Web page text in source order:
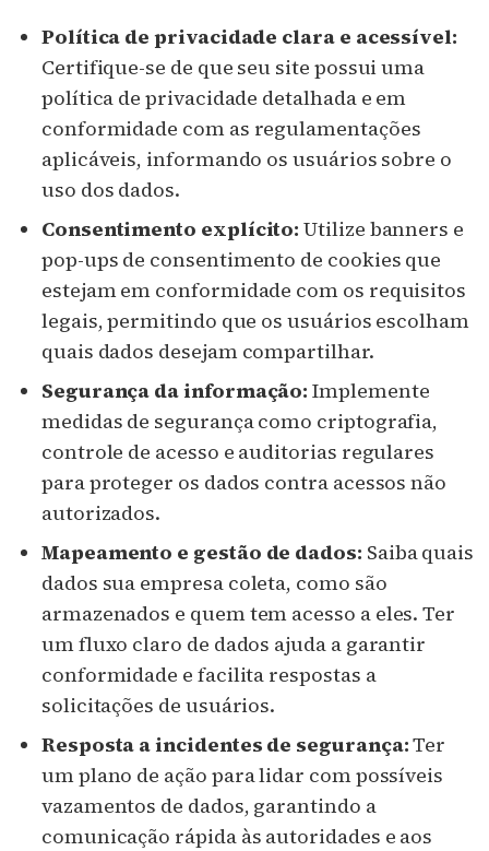
Política de privacidade clara e acessível:
Certifique-se de que seu site possui uma
política de privacidade detalhada e em
conformidade com as regulamentações
aplicáveis, informando os usuários sobre o
uso dos dados.
Consentimento explícito: Utilize banners e
pop-ups de consentimento de cookies que
estejam em conformidade com os requisitos
legais, permitindo que os usuários escolham
quais dados desejam compartilhar.
Segurança da informação: Implemente
medidas de segurança como criptografia,
controle de acesso e auditorias regulares
para proteger os dados contra acessos não
autorizados.
Mapeamento e gestão de dados: Saiba quais
dados sua empresa coleta, como são
armazenados e quem tem acesso a eles. Ter
um fluxo claro de dados ajuda a garantir
conformidade e facilita respostas a
solicitações de usuários.
Resposta a incidentes de segurança:Ter
um plano de ação para lidar com possíveis
vazamentos de dados, garantindo a
comunicação rápida às autoridades e aos